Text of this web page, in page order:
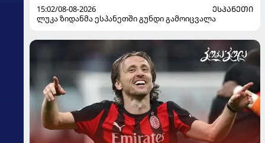
15:02/08-08-2026
ᲔᲡᲞᲐᲜᲔᲗᲘ
ლუკა ზიდანმა ესპანეთში გუნდი გამოიცვალა